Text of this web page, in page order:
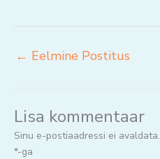
← Eelmine Postitus
Lisa kommentaar
Sinu e-postiaadressi ei avaldata.
*-ga